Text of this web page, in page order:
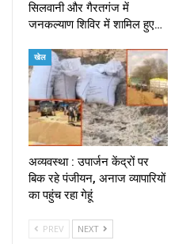
सिलवानी और गैरतगंज में
जनकल्याण शिविर में शामिल हुए…
खेल
अव्यवस्था : उपार्जन केंद्रों पर
बिक रहे पंजीयन, अनाज व्यापारियों
का पहुंच रहा गेहूं
PREV NEXT